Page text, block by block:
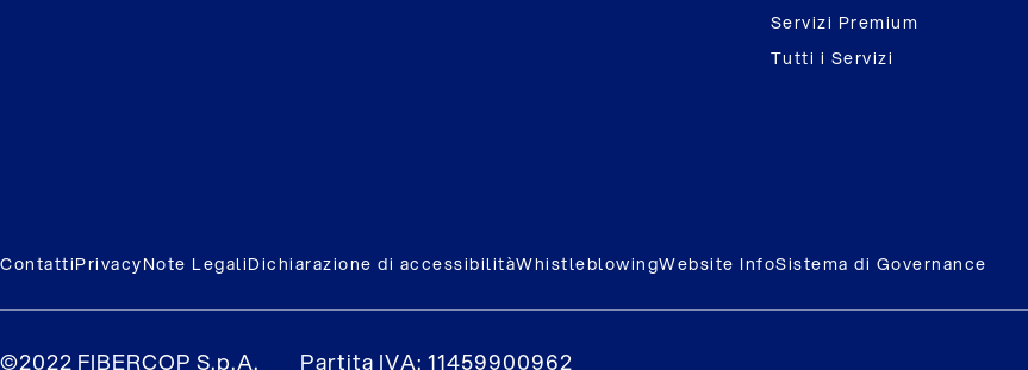
Servizi Premium
Tutti i Servizi
ContattiPrivacyNote LegaliDichiarazione di accessibilitàWhistleblowingWebsite InfoSistema di Governance
©2022 FIBERCOP S.p.A. Partita IVA: 11459900962